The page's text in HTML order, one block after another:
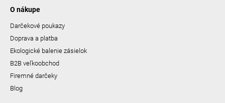
O nákupe
Darčekové poukazy
Doprava a platba
Ekologické balenie zásielok
B2B veľkoobchod
Firemné darčeky
Blog